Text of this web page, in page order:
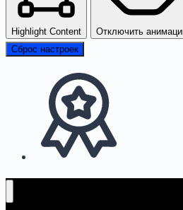
Highlight Content Отключить
Сброс настроек